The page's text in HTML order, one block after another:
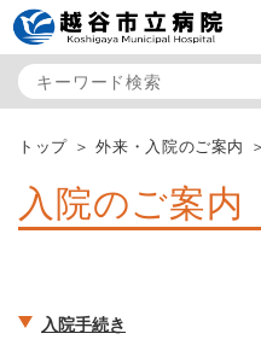
トップ 外来・入院のご案内
入院のご案内
入院手続き